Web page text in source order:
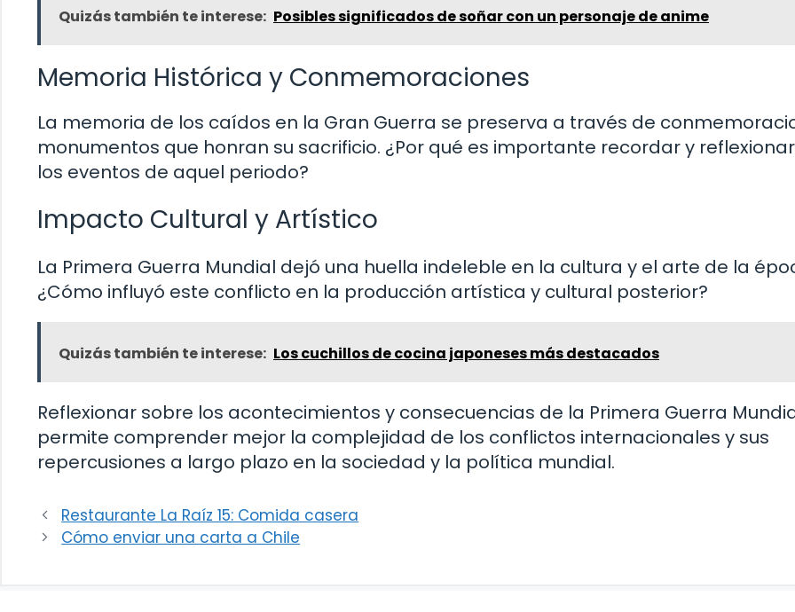
Quizás también te interese: Posibles significados de soñar con un personaje de anime
Memoria Histórica y Conmemoraciones
La memoria de los caídos en la Gran Guerra se preserva a través de
monumentos que honran su sacrificio. ¿Por qué es importante recordar y
los eventos de aquel periodo?
Impacto Cultural y Artístico
La Primera Guerra Mundial dejó una huella indeleble en la cultura y el arte de la
¿Cómo influyó este conflicto en la producción artística y cultural posterior?
Quizás también te interese: Los cuchillos de cocina japoneses más destacados
Reflexionar sobre los acontecimientos y consecuencias de la Primera Guerra
permite comprender mejor la complejidad de los conflictos internacionales y sus
repercusiones a largo plazo en la sociedad y la política mundial.
Restaurante La Raíz 15: Comida casera
Cómo enviar una carta a Chile